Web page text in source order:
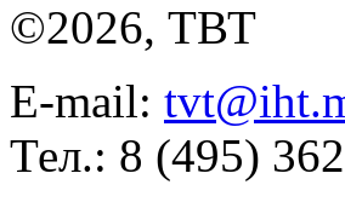
©2026, ТВТ
E-mail:
Тел.: 8 (495)